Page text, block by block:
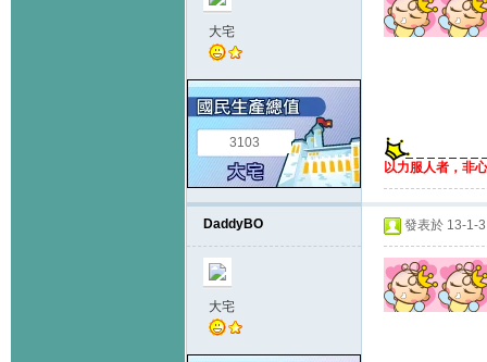
大宅
3103
以力服人者，非
DaddyBO
大宅
發表於 13-1-